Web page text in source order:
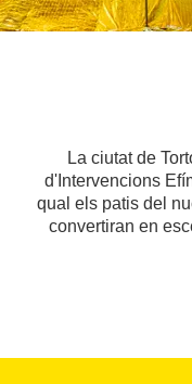
La ciutat de
d'Intervencions
qual els patis del
convertiran en